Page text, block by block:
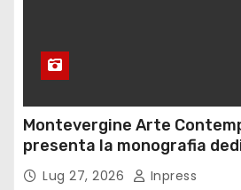
Montevergine Arte
presenta la monografia
Adorno
Lug 27, 2026 Inpress